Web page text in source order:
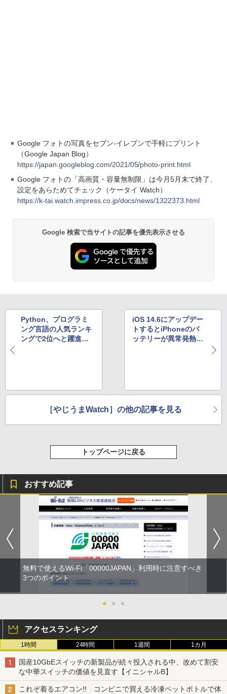
Google フォトの写真をセブン-イレブンで手軽にプリント
（Google Japan Blog）
https://japan.googleblog.com/2021/05/photo-print.html
Google フォトの「高画質・容量無制限」は今月5月末で終了、
設定をあらためてチェック（ケータイ Watch）
https://k-tai.watch.impress.co.jp/docs/news/1322373.html
Google 検索で当サイトの記事を優先表示させる
Python、プログラミ
ング言語の人気ランキ
ングで2位へと躍進。1
iOS 14.6にアップデー
トするとiPhoneのバ
ッテリーが異常発熱？
［やじうまWatch］の他の記事を見る
トップページに戻る
おすすめ記事
無料で使えるWi-Fi「00000JAPAN」利用時に注意すべき
3つのポイント
● ● ●
アクセスランキング
1時間 24時間 1週間 1カ月
国産10GbEスイッチの新製品が続々投入される中、改めて割安
な中華スイッチの価値を見直す【イニシャルB】
これぞ着るエアコン!! コンビニで買える冷凍ペットボトルで体